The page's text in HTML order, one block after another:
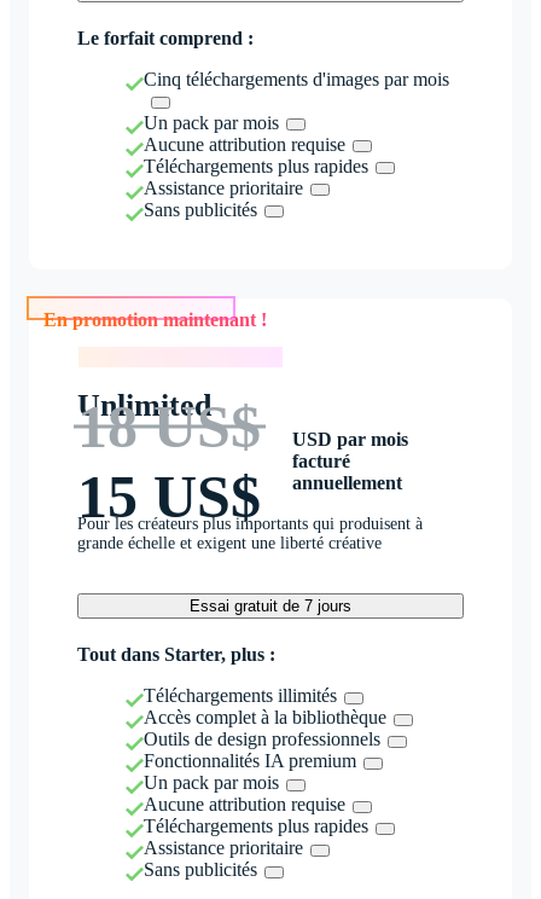
Le forfait comprend :
Cinq téléchargements d'images par mois
Un pack par mois
Aucune attribution requise
Téléchargements plus rapides
Assistance prioritaire
Sans publicités
En promotion maintenant !
Unlimited
18 US$
15 US$
USD par mois
facturé
annuellement
Pour les créateurs plus importants qui produisent à
grande échelle et exigent une liberté créative
Essai gratuit de 7 jours
Tout dans Starter, plus :
Téléchargements illimités
Accès complet à la bibliothèque
Outils de design professionnels
Fonctionnalités IA premium
Un pack par mois
Aucune attribution requise
Téléchargements plus rapides
Assistance prioritaire
Sans publicités